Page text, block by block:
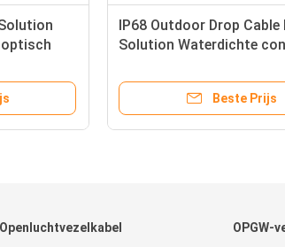
IP68 Outdoor Drop Cable
Solution Waterdichte
Beste Prijs
Openluchtvezelkabel OPGW-